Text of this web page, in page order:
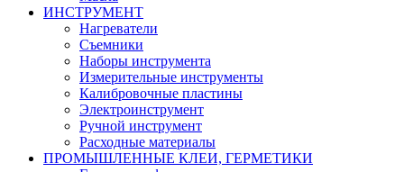
ИНСТРУМЕНТ
Нагреватели
Съемники
Наборы инструмента
Измерительные инструменты
Калибровочные пластины
Электроинструмент
Ручной инструмент
Расходные материалы
ПРОМЫШЛЕННЫЕ КЛЕИ, ГЕРМЕТИКИ